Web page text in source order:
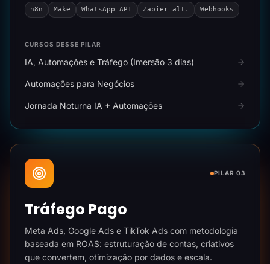
n8n Make WhatsApp API Zapier alt. Webhooks
CURSOS DESSE PILAR
IA, Automações e Tráfego (Imersão 3 dias)
Automações para Negócios
Jornada Noturna IA + Automações
PILAR 03
Tráfego Pago
Meta Ads, Google Ads e TikTok Ads com metodologia
baseada em ROAS: estruturação de contas, criativos
que convertem, otimização por dados e escala.